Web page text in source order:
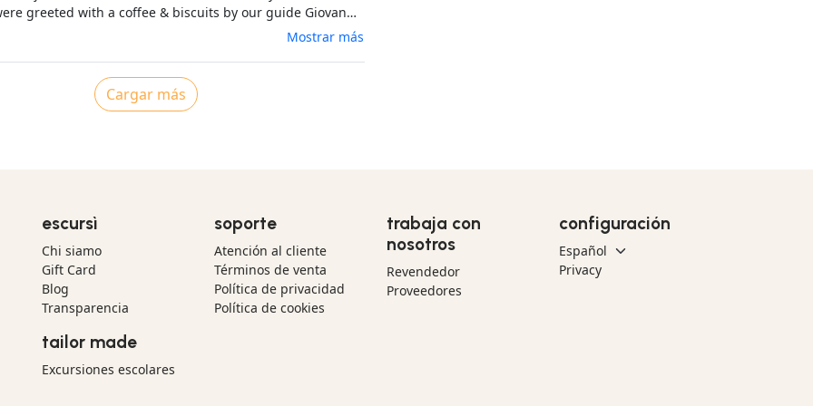
greeted with a coffee & biscuits by our guide Giovanni
From there, we were driven to the start of the trek where
before descending to a Cuile where were served
Mostrar más
Cargar más
escursì
Chi siamo
Gift Card
Blog
Transparencia
tailor made
Excursiones escolares
soporte
Atención al cliente
Términos de venta
Política de privacidad
Política de cookies
trabaja con
nosotros
Revendedor
Proveedores
configuración
Privacy